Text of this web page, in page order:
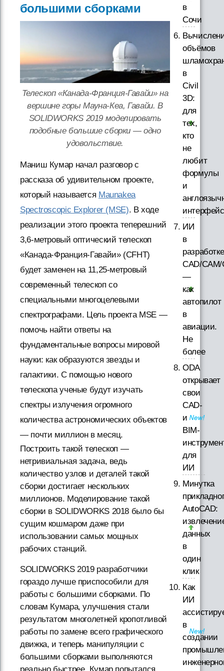
большими сборками
Телескоп «Канада-Франция-Гавайи» на
вершине горы Мауна-Кеа, Гавайи. В
SOLIDWORKS 2019 моделировать
подобные большие сборки — одно
удовольствие.
Маниш Кумар начал разговор с
рассказа об удивительном проекте,
который называется Maunakea
Spectroscopic Explorer (MSE). В ходе
реализации этого проекта теперешний
3,6-метровый оптический телескоп
«Канада-Франция-Гавайи» (CFHT)
будет заменен на 11,25-метровый
современный телескоп со
специальными многоцелевыми
спектрографами. Цель проекта MSE —
помочь найти ответы на
фундаментальные вопросы мировой
науки: как образуются звезды и
галактики. С помощью нового
телескопа ученые будут изучать
спектры излучения огромного
количества астрономических объектов
— почти миллион в месяц.
Построить такой телескоп —
нетривиальная задача, ведь
количество узлов и деталей такой
сборки достигает нескольких
миллионов. Моделирование такой
сборки в SOLIDWORKS 2018 было бы
сущим кошмаром даже при
использовании самых мощных
рабочих станций.
SOLIDWORKS 2019 разработчики
гораздо лучше приспособили для
работы с большими сборками. По
словам Кумара, улучшения стали
результатом многолетней кропотливой
работы по замене всего графического
движка, и теперь манипуляции с
большими сборками выполняются
реально быстрее. Кумар попытался
в
Сочи
объёмов
в
Civil
3D:
для
тех,
кто
не
любит
формулы
и
ИИ
в
разработке
CAD/
—
как
автопилот
в
авиации.
Не
более
ODA
открывает
свои
CAD-
и
BIM-
для
ИИ
Минутка
AutoCAD:
данных
в
один
клик
Как
ИИ
в
создании